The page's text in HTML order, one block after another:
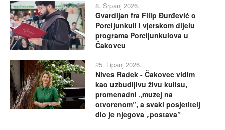
8. Srpanj 2026.
Gvardijan fra Filip Đurđević o
Porcijunkuli i vjerskom dijelu
programa Porcijunkulova u
Čakovcu
25. Lipanj 2026.
Nives Radek - Čakovec vidim
kao uzbudljivu živu kulisu,
promenadni „muzej na
otvorenom”, a svaki posjetitelj
dio je njegova „postava”